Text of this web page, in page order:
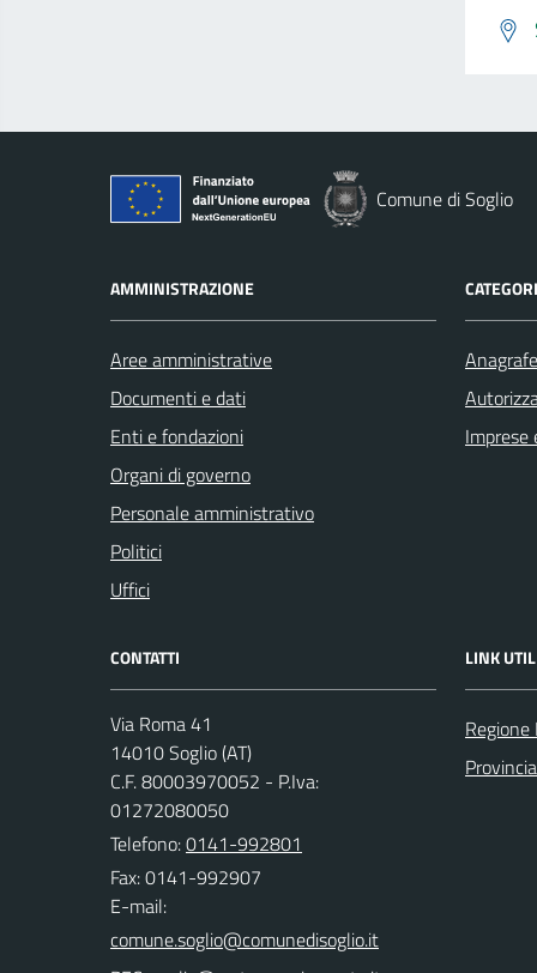
Comune di Soglio
AMMINISTRAZIONE
Aree amministrative
Documenti e dati
Enti e fondazioni
Organi di governo
Personale amministrativo
Politici
Uffici
Imprese
CONTATTI
Via Roma 41
14010 Soglio (AT)
C.F. 80003970052 - P.Iva:
01272080050
Telefono:0141-992801
Fax: 0141-992907
E-mail:
LINK